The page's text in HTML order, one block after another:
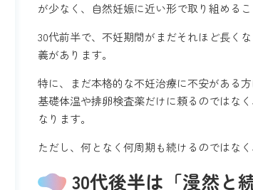
が少なく、自然妊娠に近い形で取り組める
30代前半で、不妊期間がまだそれほど長く
義があります。
特に、まだ本格的な不妊治療に不安がある
基礎体温や排卵検査薬だけに頼るのではな
なります。
ただし、何となく何周期も続けるのではなく
30代後半は「漫然と